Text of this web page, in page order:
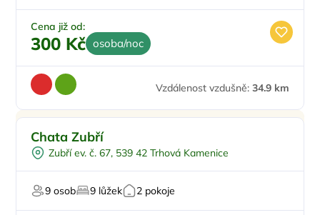
Cena již od:
300 Kč osoba/noc
Vzdálenost vzdušně: 34.9 km
Chata Zubří
Zubří ev. č. 67, 539 42 Trhová Kamenice
9 osob 9 lůžek 2 pokoje